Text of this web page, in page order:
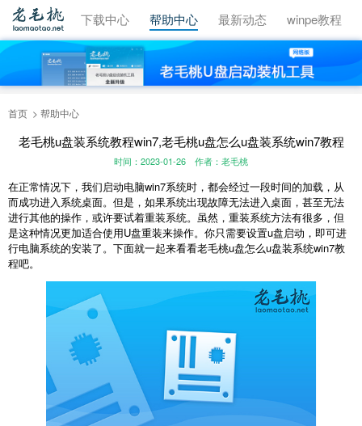
视频教程 下载中心 帮助中心 最新动态 winpe教程
首页 帮助中心
老毛桃u盘装系统教程win7,老毛桃u盘怎么u盘装系统win7教程
时间：2023-01-26 作者：老毛桃
在正常情况下，我们启动电脑win7系统时，都会经过一段时间的加载，从
而成功进入系统桌面。但是，如果系统出现故障无法进入桌面，甚至无法
进行其他的操作，或许要试着重装系统。虽然，重装系统方法有很多，但
是这种情况更加适合使用U盘重装来操作。你只需要设置u盘启动，即可进
行电脑系统的安装了。下面就一起来看看老毛桃u盘怎么u盘装系统win7教
程吧。